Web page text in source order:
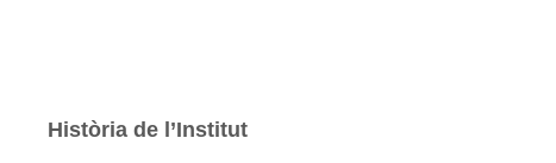
Història de l’Institut